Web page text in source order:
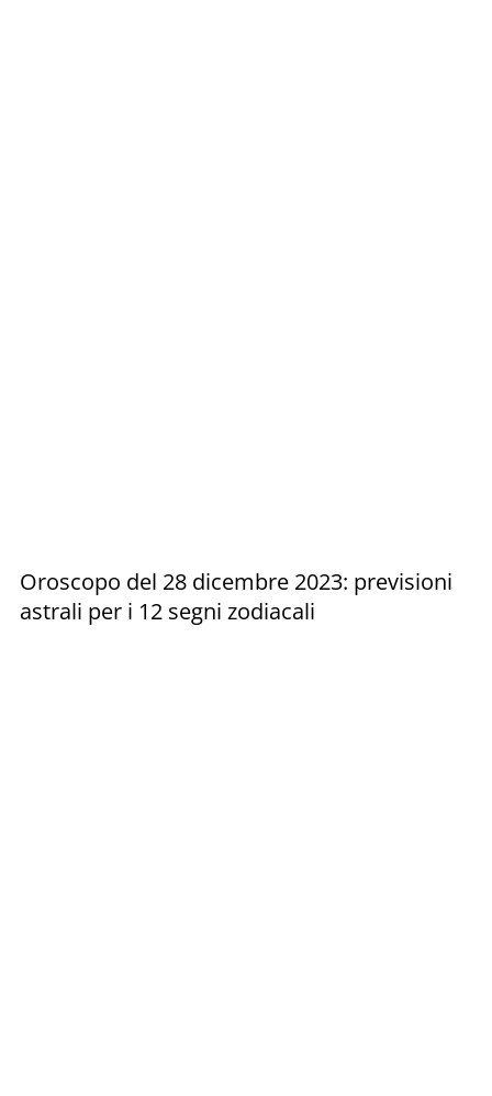
Oroscopo del 28 dicembre 2023: previsioni
astrali per i 12 segni zodiacali